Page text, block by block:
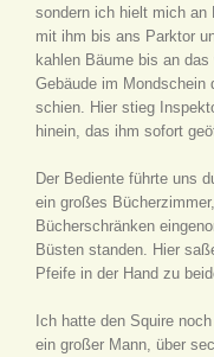
sondern ich hielt mich an
mit ihm bis ans Parktor
kahlen Bäume bis an
Gebäude im Mondschein
schien. Hier stieg
hinein, das ihm sofort
Der Bediente führte uns
ein großes
Bücherschränken
Büsten standen. Hier
Pfeife in der Hand zu
Ich hatte den Squire
ein großer Mann, über